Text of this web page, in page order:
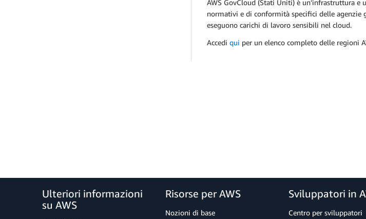
AWS GovCloud (Stati Uniti) è un’infrastruttura
normativi e di conformità specifici delle
eseguono carichi di lavoro sensibili nel cloud.
Accedi qui per un elenco completo delle regioni
Ulteriori informazioni
su AWS
Risorse per AWS
Nozioni di base
Sviluppatori in
Centro per sviluppatori